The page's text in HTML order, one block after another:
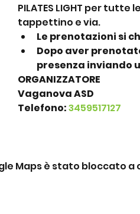
PILATES LIGHT per
tappettino e via.
Le prenotazioni si
Dopo aver
presenza inviando
ORGANIZZATORE
Vaganova ASD
Telefono: 3459517127
Maps è stato bloccato